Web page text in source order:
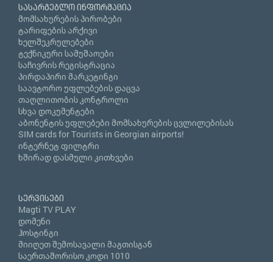
სასარგებლო ინფორმაცია
მომსახურების პირობები
ტარიფების არქივი
ხელშეკრულებები
ტექნიკური სამუშაოები
საჩივრის რეგისტრაცია
პირდაპირი მარკეტინგი
საავტორო უფლებების დაცვა
თაღლითობის კონტროლი
სხვა დოკუმენტები
აბონენტის უფლებები მომსახურების ცვლილებისას
SIM cards for Tourists in Georgian airports!
ინტერნეტ ფილტრი
ხშირად დასმული კითხვები
სერვისები
Magti TV PLAY
დომენი
ჰოსტინგი
მიიღეთ შემოსავალი მაგთისგან
საერთაშორისო კოდი 1010